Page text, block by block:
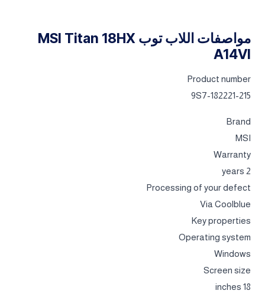
مواصفات اللاب توب MSI Titan 18HX
A14VI
Product number
9S7-182221-215
Brand
MSI
Warranty
2 years
Processing of your defect
Via Coolblue
Key properties
Operating system
Windows
Screen size
18 inches